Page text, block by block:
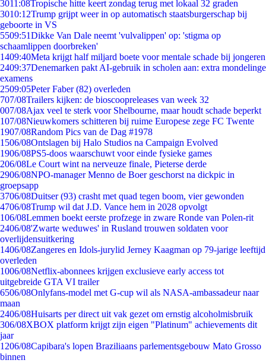
3011:08Tropische hitte keert zondag terug met lokaal 32 graden
3010:12Trump grijpt weer in op automatisch staatsburgerschap bij
geboorte in VS
5509:51Dikke Van Dale neemt 'vulvalippen' op: 'stigma op
schaamlippen doorbreken'
1409:40Meta krijgt half miljard boete voor mentale schade bij jongeren
2409:37Denemarken pakt AI-gebruik in scholen aan: extra mondelinge
examens
2509:05Peter Faber (82) overleden
707/08Trailers kijken: de bioscoopreleases van week 32
007/08Ajax veel te sterk voor Shelbourne, maar houdt schade beperkt
107/08Nieuwkomers schitteren bij ruime Europese zege FC Twente
1907/08Random Pics van de Dag #1978
1506/08Ontslagen bij Halo Studios na Campaign Evolved
1906/08PS5-doos waarschuwt voor einde fysieke games
206/08Le Court wint na nerveuze finale, Pieterse derde
2906/08NPO-manager Menno de Boer geschorst na dickpic in
groepsapp
3706/08Duitser (93) crasht met quad tegen boom, vier gewonden
4706/08Trump wil dat J.D. Vance hem in 2028 opvolgt
106/08Lemmen boekt eerste profzege in zware Ronde van Polen-rit
2406/08'Zwarte weduwes' in Rusland trouwen soldaten voor
overlijdensuitkering
1406/08Zangeres en Idols-jurylid Jerney Kaagman op 79-jarige leeftijd
overleden
1006/08Netflix-abonnees krijgen exclusieve early access tot
uitgebreide GTA VI trailer
6506/08Onlyfans-model met G-cup wil als NASA-ambassadeur naar
maan
2406/08Huisarts per direct uit vak gezet om ernstig alcoholmisbruik
306/08XBOX platform krijgt zijn eigen "Platinum" achievements dit
jaar
1206/08Capibara's lopen Braziliaans parlementsgebouw Mato Grosso
binnen